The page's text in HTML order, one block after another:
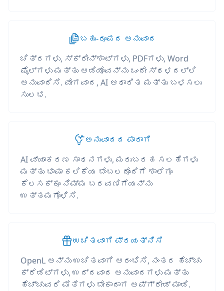
ಬಹು-ರೂಪದ ಅನುವಾದ
ಚಿತ್ರಗಳು, ಸ್ಕ್ರೀನ್‌ಶಾಟ್‌ಗಳು, PDFಗಳು, Word
ಫೈಲ್‌ಗಳು ಮತ್ತು ಆಡಿಯೊವನ್ನು ಒಂದೇ ಸ್ಥಳದಲ್ಲಿ
ಅನುವಾದಿಸಿ. ವೇಗವಾದ, AI ಆಧಾರಿತ ಮತ್ತು ಬಳಸಲು
ಸುಲಭ.
ಅನುವಾದದ ಪಾರಾಗಿ
AI ವ್ಯಾಕರಣ ಸಾಧನಗಳು, ಮರುಬರಹ ಸಲಹೆಗಳು
ಮತ್ತು ಭಾಷಾ ಕಲಿಕೆಯ ಬೆಂಬಲದೊಂದಿಗೆ ಶಾಲೆಗೂ
ಕೆಲಸಕ್ಕೂ ನಿಮ್ಮ ಬರವಣಿಗೆಯನ್ನು
ಉತ್ತಮಗೊಳಿಸಿ.
ಉಚಿತವಾಗಿ ಪ್ರಯತ್ನಿಸಿ
OpenL ಅನ್ನು ಉಚಿತವಾಗಿ ಆರಂಭಿಸಿ, ನಂತರ ಹೆಚ್ಚು
ಕ್ರೆಡಿಟ್‌ಗಳು, ಉದ್ದವಾದ ಅನುವಾದಗಳು ಮತ್ತು
ಹೆಚ್ಚುವರಿ ಮಿತಿಗಳು ಬೇಕಾದಾಗ ಅಪ್‌ಗ್ರೇಡ್ ಮಾಡಿ.